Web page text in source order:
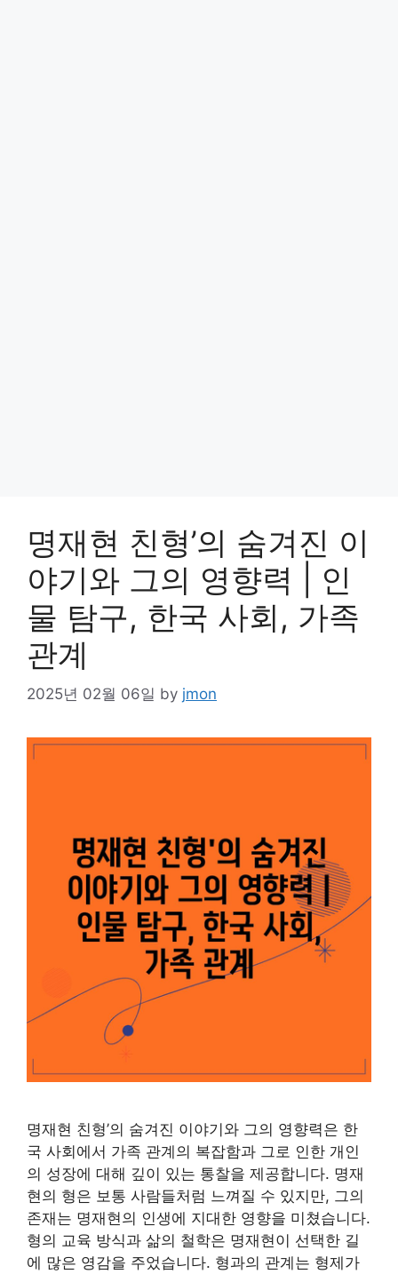
명재현 친형’의 숨겨진 이
야기와 그의 영향력 | 인
물 탐구, 한국 사회, 가족
관계
2025년 02월 06일 by jmon
명재현 친형’의 숨겨진 이야기와 그의 영향력은 한
국 사회에서 가족 관계의 복잡함과 그로 인한 개인
의 성장에 대해 깊이 있는 통찰을 제공합니다. 명재
현의 형은 보통 사람들처럼 느껴질 수 있지만, 그의
존재는 명재현의 인생에 지대한 영향을 미쳤습니다.
형의 교육 방식과 삶의 철학은 명재현이 선택한 길
에 많은 영감을 주었습니다. 형과의 관계는 형제가